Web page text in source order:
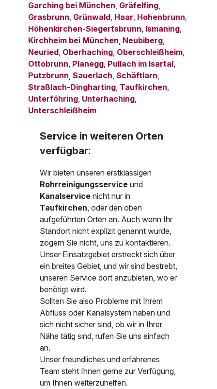
Garching bei München, Gräfelfing,
Grasbrunn, Grünwald, Haar, Hohenbrunn,
Höhenkirchen-Siegertsbrunn, Ismaning,
Kirchheim bei München, Neubiberg,
Neuried, Oberhaching, Oberschleißheim,
Ottobrunn, Planegg, Pullach im Isartal,
Putzbrunn,Sauerlach,Schäftlarn,
Straßlach-Dingharting, Taufkirchen,
Unterföhring, Unterhaching,
Unterschleißheim
Service in weiteren Orten
verfügbar:
Wir bieten unseren erstklassigen
Rohrreinigungsservice und
Kanalservice nicht nur in
Taufkirchen , oder den oben
aufgeführten Orten an. Auch wenn Ihr
Standort nicht explizit genannt wurde,
zögern Sie nicht, uns zu kontaktieren.
Unser Einsatzgebiet erstreckt sich über
ein breites Gebiet, und wir sind bestrebt,
unseren Service dort anzubieten, wo er
benötigt wird.
Sollten Sie also Probleme mit Ihrem
Abfluss oder Kanalsystem haben und
sich nicht sicher sind, ob wir in Ihrer
Nähe tätig sind, rufen Sie uns einfach
an.
Unser freundliches und erfahrenes
Team steht Ihnen gerne zur Verfügung,
um Ihnen weiterzuhelfen.